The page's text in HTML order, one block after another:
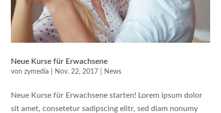
Neue Kurse für Erwachsene
vonzymedia Nov. 22, 2017 News
Neue Kurse für Erwachsene starten! Lorem ipsum dolor
sit amet, consetetur sadipscing elitr, sed diam nonumy